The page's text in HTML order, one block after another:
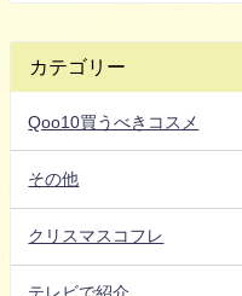
カテゴリー
Qoo10買うべきコスメ
その他
クリスマスコフレ
テレビで紹介